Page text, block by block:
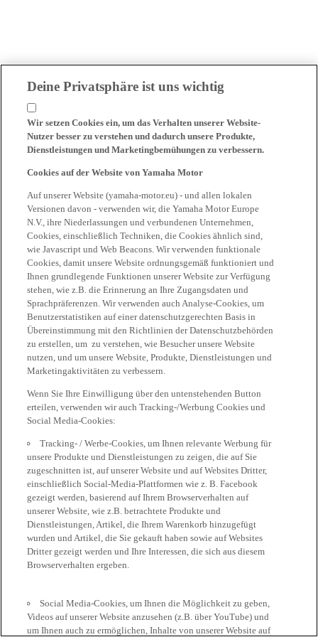
Deine Privatsphäre ist uns wichtig
Wir setzen Cookies ein, um das Verhalten unserer Website-
Nutzer besser zu verstehen und dadurch unsere Produkte,
Dienstleistungen und Marketingbemühungen zu verbessern.
Cookies auf der Website von Yamaha Motor
Auf unserer Website (yamaha-motor.eu) - und allen lokalen
Versionen davon - verwenden wir, die Yamaha Motor Europe
N.V., ihre Niederlassungen und verbundenen Unternehmen,
Cookies, einschließlich Techniken, die Cookies ähnlich sind,
wie Javascript und Web Beacons. Wir verwenden funktionale
Cookies, damit unsere Website ordnungsgemäß funktioniert und
Ihnen grundlegende Funktionen unserer Website zur Verfügung
stehen, wie z.B. die Erinnerung an Ihre Zugangsdaten und
Sprachpräferenzen. Wir verwenden auch Analyse-Cookies, um
Benutzerstatistiken auf einer datenschutzgerechten Basis in
Übereinstimmung mit den Richtlinien der Datenschutzbehörden
zu erstellen, um zu verstehen, wie Besucher unsere Website
nutzen, und um unsere Website, Produkte, Dienstleistungen und
Marketingaktivitäten zu verbessern.
Wenn Sie Ihre Einwilligung über den untenstehenden Button
erteilen, verwenden wir auch Tracking-/Werbung Cookies und
Social Media-Cookies:
Tracking- / Werbe-Cookies, um Ihnen relevante Werbung für
unsere Produkte und Dienstleistungen zu zeigen, die auf Sie
zugeschnitten ist, auf unserer Website und auf Websites Dritter,
einschließlich Social-Media-Plattformen wie z. B. Facebook
gezeigt werden, basierend auf Ihrem Browserverhalten auf
unserer Website, wie z.B. betrachtete Produkte und
Dienstleistungen, Artikel, die Ihrem Warenkorb hinzugefügt
wurden und Artikel, die Sie gekauft haben sowie auf Websites
Dritter gezeigt werden und Ihre Interessen, die sich aus diesem
Browserverhalten ergeben.
Social Media-Cookies, um Ihnen die Möglichkeit zu geben,
Videos auf unserer Website anzusehen (z.B. über YouTube) und
um Ihnen auch zu ermöglichen, Inhalte von unserer Website auf